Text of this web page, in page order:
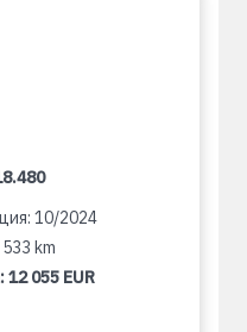
10/2024
km
12 055 EUR